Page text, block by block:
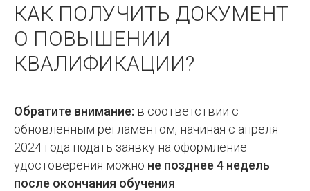
КАК ПОЛУЧИТЬ ДОКУМЕНТ
О ПОВЫШЕНИИ
КВАЛИФИКАЦИИ?
Обратите внимание: в соответствии с
обновленным регламентом, начиная с апреля
2024 года подать заявку на оформление
удостоверения можно не позднее 4 недель
после окончания обучения